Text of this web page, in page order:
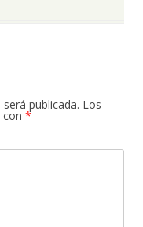
publicada. Los
*